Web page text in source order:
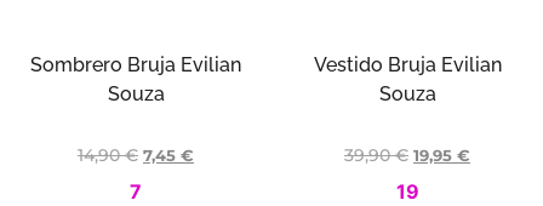
Sombrero Bruja Evilian
Souza
14,90€ 7,45 €
7
Vestido Bruja Evilian
Souza
39,90€ 19,95 €
19